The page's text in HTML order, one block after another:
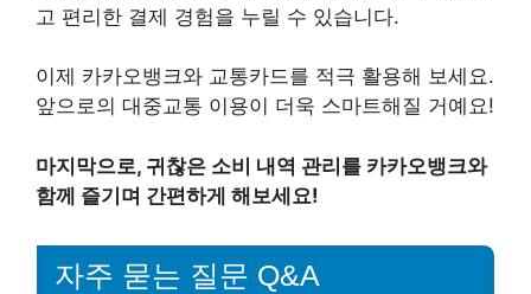
고 편리한 결제 경험을 누릴 수 있습니다.
이제 카카오뱅크와 교통카드를 적극 활용해 보세요.
앞으로의 대중교통 이용이 더욱 스마트해질 거예요!
마지막으로, 귀찮은 소비 내역 관리를 카카오뱅크와
함께 즐기며 간편하게 해보세요!
자주 묻는 질문 Q&A